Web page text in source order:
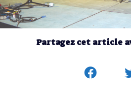
Partagez cet article